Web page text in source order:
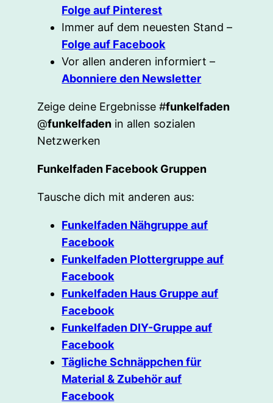
Folge auf Pinterest
Immer auf dem neuesten Stand –
Folge auf Facebook
Vor allen anderen informiert –
Abonniere den Newsletter
Zeige deine Ergebnisse #funkelfaden
@funkelfaden in allen sozialen
Netzwerken
Funkelfaden Facebook Gruppen
Tausche dich mit anderen aus:
Funkelfaden Nähgruppe auf
Facebook
Funkelfaden Plottergruppe auf
Facebook
Funkelfaden Haus Gruppe auf
Facebook
Funkelfaden DIY-Gruppe auf
Facebook
Tägliche Schnäppchen für
Material & Zubehör auf
Facebook